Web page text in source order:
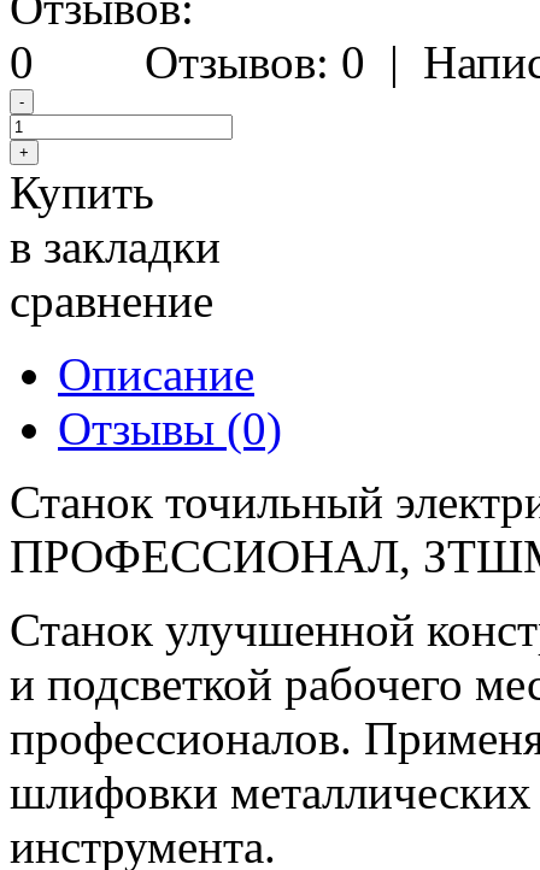
Отзывов: 0 |
Купить
в закладки
сравнение
Описание
Отзывы (0)
Станок точильный
ПРОФЕССИОНАЛ,
Станок улучшенной
и подсветкой рабочего
профессионалов.
шлифовки
инструмента.